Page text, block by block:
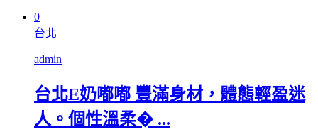
0
台北
admin
台北E奶嘟嘟 豐滿身材，體態輕盈迷
人。個性溫柔� ...